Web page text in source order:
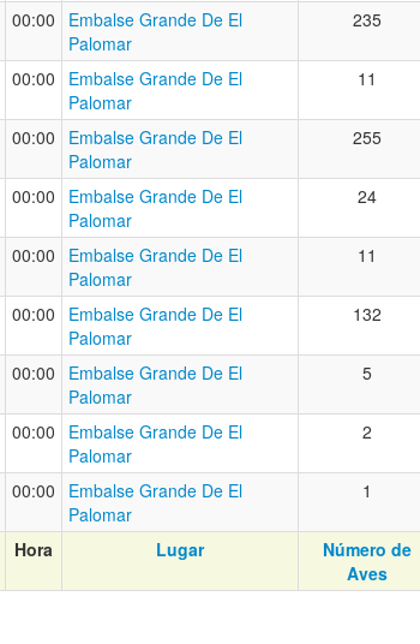
00:00
Embalse Grande De El
Palomar
235
00:00
Embalse Grande De El
Palomar
11
00:00
Embalse Grande De El
Palomar
255
00:00
Embalse Grande De El
Palomar
24
00:00
Embalse Grande De El
Palomar
11
00:00
Embalse Grande De El
Palomar
132
00:00
Embalse Grande De El
Palomar
5
00:00
Embalse Grande De El
Palomar
2
00:00
Embalse Grande De El
Palomar
1
Hora Lugar
Número de
Aves